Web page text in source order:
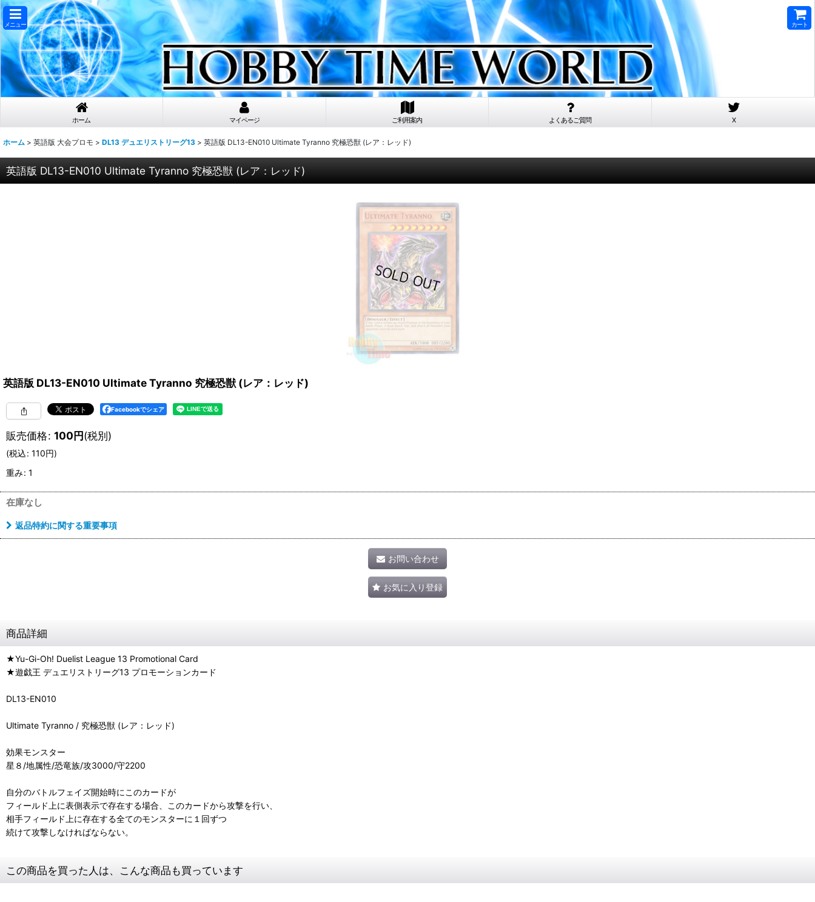
メニュー カート
ホーム マイページ ご利用案内 よくあるご質問 X
ホーム > 英語版 大会プロモ > DL13 デュエリストリーグ13 > 英語版 DL13-EN010 Ultimate Tyranno 究極恐獣 (レア：レッド)
英語版 DL13-EN010 Ultimate Tyranno 究極恐獣 (レア：レッド)
英語版 DL13-EN010 Ultimate Tyranno 究極恐獣 (レア：レッド)
Facebookでシェア
販売価格: 100円(税別)
(税込: 110円)
重み: 1
在庫なし
返品特約に関する重要事項
お問い合わせ
お気に入り登録
商品詳細
★Yu-Gi-Oh! Duelist League 13 Promotional Card
★遊戯王 デュエリストリーグ13 プロモーションカード
DL13-EN010
Ultimate Tyranno / 究極恐獣 (レア：レッド)
効果モンスター
星８/地属性/恐竜族/攻3000/守2200
自分のバトルフェイズ開始時にこのカードが
フィールド上に表側表示で存在する場合、このカードから攻撃を行い、
相手フィールド上に存在する全てのモンスターに１回ずつ
続けて攻撃しなければならない。
この商品を買った人は、こんな商品も買っています